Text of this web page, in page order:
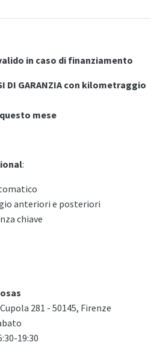
in caso di finanziamento
DI GARANZIA con kilometraggio
mese
:
anteriori e posteriori
chiave
281 - 50145, Firenze
19:30